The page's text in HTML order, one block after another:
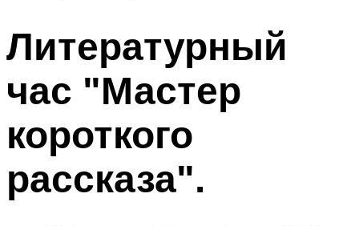
Литературный
час "Мастер
короткого
рассказа".